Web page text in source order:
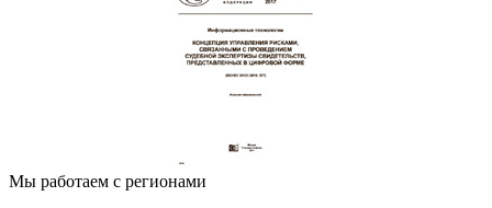
Мы работаем с регионами